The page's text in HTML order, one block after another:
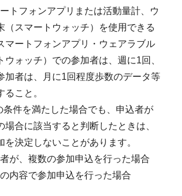
トフォンアプリまたは活動量計、ウ
（スマートウォッチ）を使用できる
マートフォンアプリ・ウェアラブル
ウォッチ）での参加者は、週に1回、
加者は、月に1回程度歩数のデータ等
こと。
条件を満たした場合でも、申込者が
場合に該当すると判断したときは、
を決定しないことがあります。
が、複数の参加申込を行った場合
内容で参加申込を行った場合